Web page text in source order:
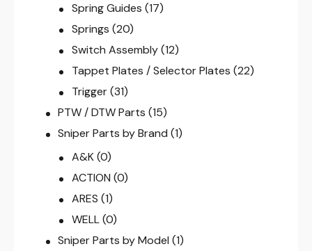
Spring Guides (17)
Springs (20)
Switch Assembly (12)
Tappet Plates / Selector Plates (22)
Trigger (31)
PTW / DTW Parts (15)
Sniper Parts by Brand (1)
A&K (0)
ACTION (0)
ARES (1)
WELL (0)
Sniper Parts by Model (1)